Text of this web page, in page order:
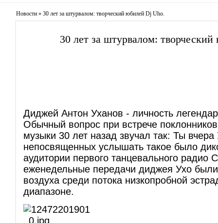
Новости » 30 лет за штурвалом: творческий юбилей Dj Uho.
30 лет за штурвалом:
Диджей Антон Уханов - личность
Обычный вопрос при встрече
музыки 30 лет назад звучал так: Ты
непосвященных услышать такое было
аудитории первого танцевального радио
еженедельные передачи диджея Ухо
воздуха среди потока низкопробной
диапазоне.